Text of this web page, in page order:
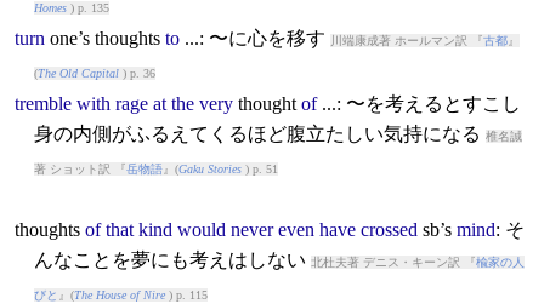
Homes) p. 135
turn one’s thoughts to...: 〜に心を移す 川端康成著 ホールマン訳 『古都』
(The Old Capital) p. 36
tremble with rage at the very thought of...: 〜を考えるとすこし
身の内側がふるえてくるほど腹立たしい気持になる 椎名誠
著 ショット訳 『岳物語』(Gaku Stories) p. 51
thoughts of that kind would never even have crossed sb’s mind: そ
んなことを夢にも考えはしない 北杜夫著 デニス・キーン訳 『楡家の人
びと 』(The House of Nire) p. 115